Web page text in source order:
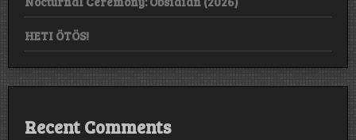
HETI ÖTÖS!
Recent Comments